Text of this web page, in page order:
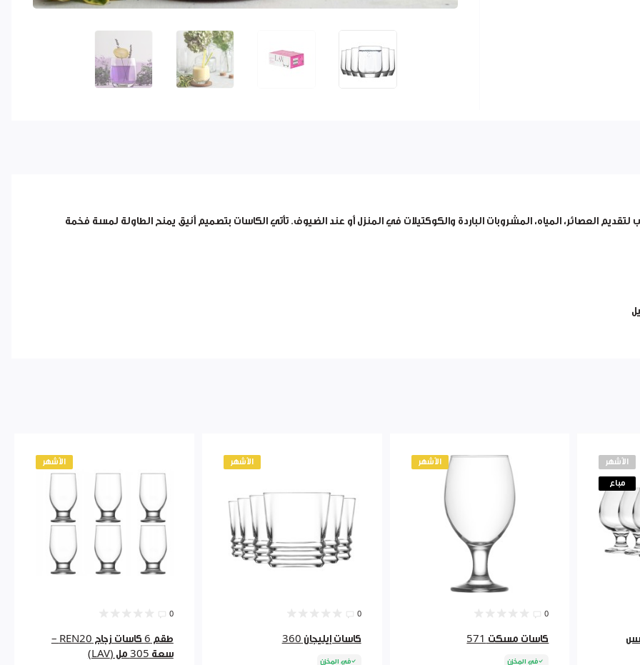
لتقديم العصائر، المياه، المشروبات الباردة والكوكتيلات في المنزل أو عند الضيوف. تأتي الكاسات بتصميم أنيق يمنح الطاولة لمسة فخمة
الأشهر
مباع
الأشهر
0
كاسات مسكت 571
في المخزن
الأشهر
0
كاسات إيليجان 360
في المخزن
الأشهر
0
طقم 6 كاسات زجاج REN20 –
سعة 305 مل (LAV)